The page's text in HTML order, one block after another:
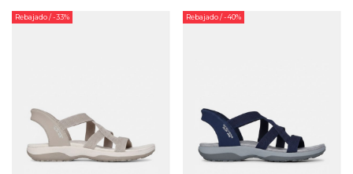
Rebajado/ -33% Rebajado/ -40%